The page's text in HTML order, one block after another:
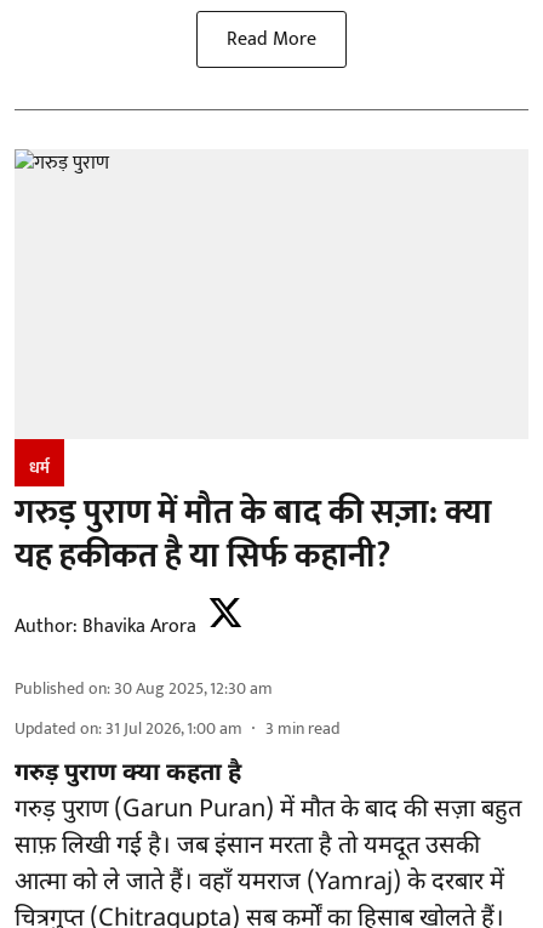
Read More
धर्म
गरुड़ पुराण में मौत के बाद की सज़ा: क्या
यह हकीकत है या सिर्फ कहानी?
Author: Bhavika Arora
Published on:30 Aug 2025, 12:30 am
Updated on:31 Jul 2026, 1:00 am 3 min read
गरुड़ पुराण क्या कहता है
गरुड़ पुराण (Garun Puran) में मौत के बाद की सज़ा बहुत
साफ़ लिखी गई है। जब इंसान मरता है तो यमदूत उसकी
आत्मा को ले जाते हैं। वहाँ यमराज (Yamraj) के दरबार में
चित्रगुप्त (Chitragupta) सब कर्मों का हिसाब खोलते हैं।